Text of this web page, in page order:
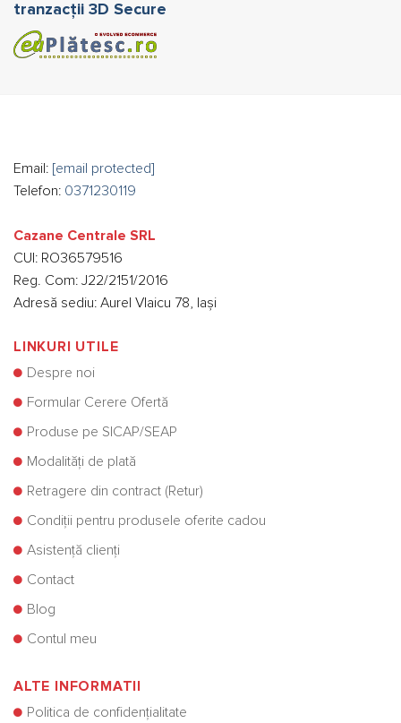
tranzacții 3D Secure
Email: [email protected]
Telefon: 0371230119
Cazane Centrale SRL
CUI: RO36579516
Reg. Com: J22/2151/2016
Adresă sediu: Aurel Vlaicu 78, Iași
LINKURI UTILE
Despre noi
Formular Cerere Ofertă
Produse pe SICAP/SEAP
Modalități de plată
Retragere din contract (Retur)
Condiții pentru produsele oferite cadou
Asistență clienți
Contact
Blog
Contul meu
ALTE INFORMATII
Politica de confidențialitate